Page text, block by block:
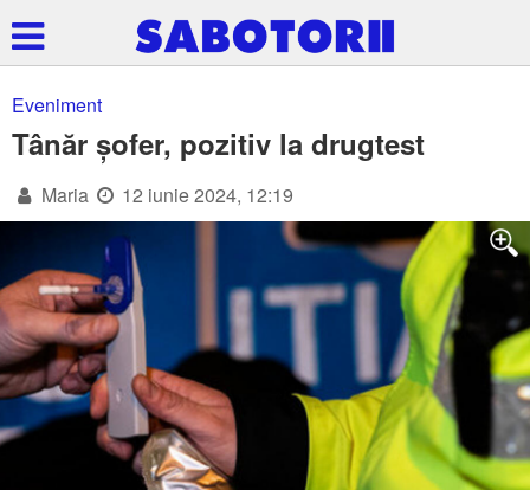
Eveniment
Tânăr șofer, pozitiv la drugtest
Maria 12 iunie 2024, 12:19